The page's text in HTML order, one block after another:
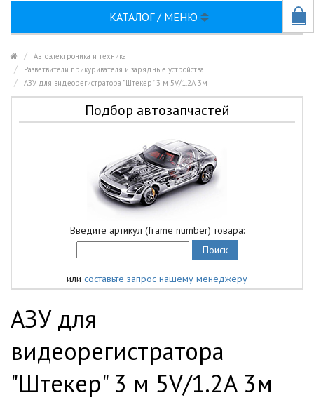
КАТАЛОГ / МЕНЮ
Автоэлектроника и техника
Разветвители прикуривателя и зарядные устройства
АЗУ для видеорегистратора "Штекер" 3 м 5V/1.2A 3м
Подбор автозапчастей
Введите артикул (frame number) товара:
или составьте запрос нашему менеджеру
АЗУ для
видеорегистратора
"Штекер" 3 м 5V/1.2A 3м